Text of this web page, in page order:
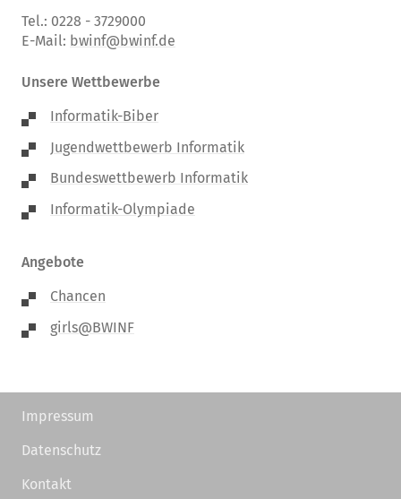
Tel.: 0228 - 3729000
E-Mail: bwinf@bwinf.de
Unsere Wettbewerbe
Informatik-Biber
Jugendwettbewerb Informatik
Bundeswettbewerb Informatik
Informatik-Olympiade
Angebote
Chancen
girls@BWINF
Impressum
Datenschutz
Kontakt